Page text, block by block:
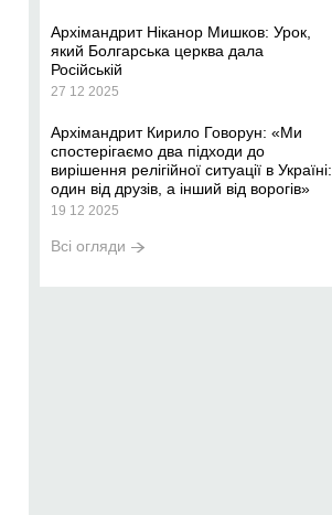
Архімандрит Ніканор Мишков: Урок,
який Болгарська церква дала
Російській
27 12 2025
Архімандрит Кирило Говорун: «Ми
спостерігаємо два підходи до
вирішення релігійної ситуації в Україні:
один від друзів, а інший від ворогів»
19 12 2025
Всі огляди